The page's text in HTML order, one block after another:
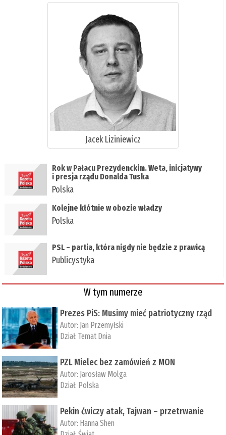
Jacek Liziniewicz
Rok w Pałacu Prezydenckim. Weta, inicjatywy
i presja rządu Donalda Tuska
Polska
Kolejne kłótnie w obozie władzy
Polska
PSL – partia, która nigdy nie będzie z prawicą
Publicystyka
W tym numerze
Prezes PiS: Musimy mieć patriotyczny rząd
Autor: Jan Przemyłski
Dział:Temat Dnia
PZL Mielec bez zamówień z MON
Autor: Jarosław Molga
Dział: Polska
Pekin ćwiczy atak, Tajwan – przetrwanie
Autor: ­Hanna Shen